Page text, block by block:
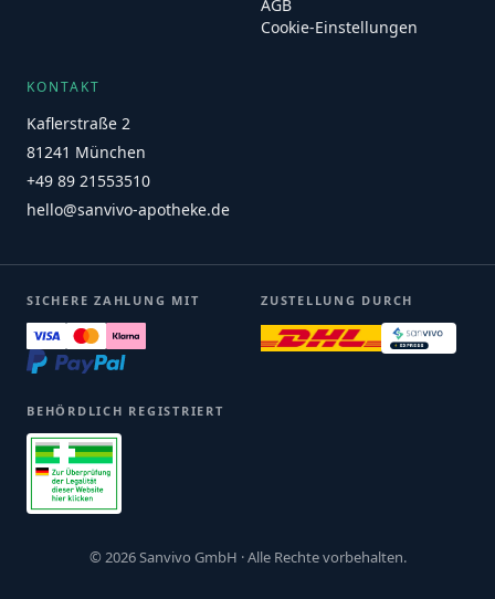
AGB
Cookie-Einstellungen
KONTAKT
Kaflerstraße 2
81241 München
+49 89 21553510
hello@sanvivo-apotheke.de
SICHERE ZAHLUNG MIT ZUSTELLUNG DURCH
BEHÖRDLICH REGISTRIERT
© 2026 Sanvivo GmbH · Alle Rechte vorbehalten.